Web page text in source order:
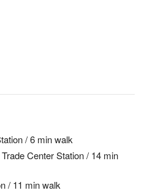
/ 6 min walk
Center Station / 14 min
/ 11 min walk